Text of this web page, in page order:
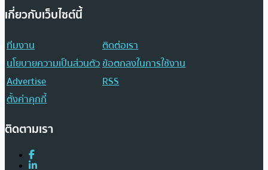
เกี่ยวกับเว็บไซต์นี้
ทีมงาน
ติดต่อเรา
นโยบายความเป็นส่วนตัวข้อตกลงในการใช้งาน
Advertise
RSS
ตั้งค่าคุกกี้
ติดตามเรา